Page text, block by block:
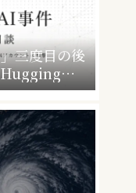
三度目の後
Hugging
社4アカウ